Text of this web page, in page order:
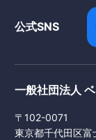
公式SNS
一般社団法人
〒102-0071
東京都千代田区